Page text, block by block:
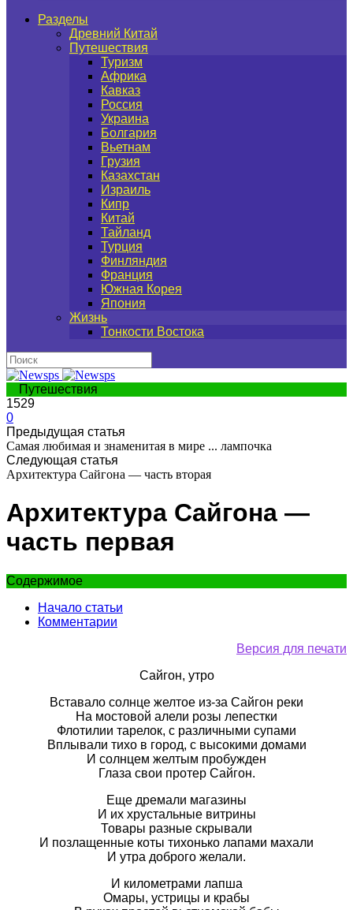
Разделы
Древний Китай
Путешествия
Туризм
Африка
Кавказ
Россия
Украина
Болгария
Вьетнам
Грузия
Казахстан
Израиль
Кипр
Китай
Тайланд
Турция
Финляндия
Франция
Южная Корея
Япония
Жизнь
Тонкости Востока
Путешествия
1529
0
Предыдущая статья
Самая любимая и знаменитая в мире ... лампочка
Следующая статья
Архитектура Сайгона — часть вторая
Архитектура Сайгона —
часть первая
Содержимое
Начало статьи
Комментарии
Версия для печати
Сайгон, утро
Вставало солнце желтое из-за Сайгон реки
На мостовой алели розы лепестки
Флотилии тарелок, с различными супами
Вплывали тихо в город, с высокими домами
И солнцем желтым пробужден
Глаза свои протер Сайгон.
Еще дремали магазины
И их хрустальные витрины
Товары разные скрывали
И позлащенные коты тихонько лапами махали
И утра доброго желали.
И километрами лапша
Омары, устрицы и крабы